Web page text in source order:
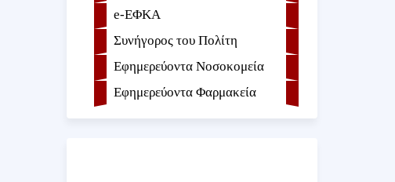
e-ΕΦKA
Συνήγορος του Πολίτη
Εφημερεύοντα Νοσοκομεία
Εφημερεύοντα Φαρμακεία